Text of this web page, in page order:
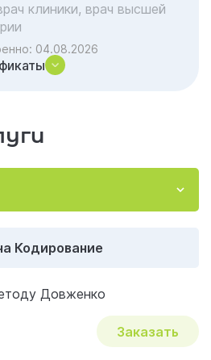
клиники, врач высшей
04.08.2026
Кодирование
Довженко
Заказать